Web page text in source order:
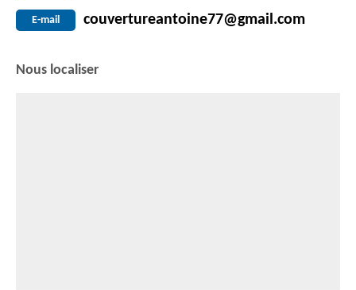
E-mail couvertureantoine77@gmail.com
Nous localiser